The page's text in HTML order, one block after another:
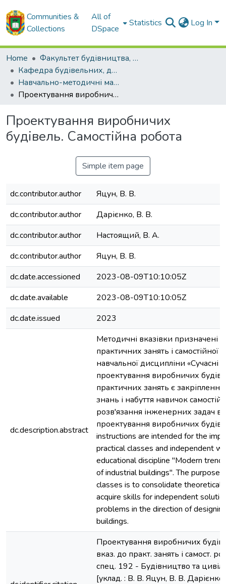
Communities &
Collections
All of
DSpace
Statistics Log In
Home
Факультет будівництва, транспорту та енергетики
Кафедра будівельних, дорожніх машин та будівництва
Навчально-методичні матеріали кафедри БДМБ
Проектування виробничих будівель. Самостійна робота
Проектування виробничих
будівель. Самостійна робота
Simple item page
dc.contributor.author
Яцун, В. В.
dc.contributor.author
Дарієнко, В. В.
dc.contributor.author
Настоящий, В. А.
dc.contributor.author
Яцун, В. В.
dc.date.accessioned
2023-08-09T10:10:05Z
dc.date.available
2023-08-09T10:10:05Z
dc.date.issued
2023
dc.description.abstract
Методичні вказівки призначені
практичних занять і самостійної
навчальної дисципліни «Сучасні
проектування виробничих
практичних занять є
знань і набуття навичок
розв'язання інженерних задач в
проектування виробничих
instructions are intended for the
practical classes and independent
educational discipline "Modern
of industrial buildings". The purpose
classes is to consolidate theoretical
acquire skills for independent
problems in the direction of
buildings.
Проектування виробничих
вказ. до практ. занять і самост.
спец. 192 - Будівництво та
[уклад. : В. В. Яцун, В. В.